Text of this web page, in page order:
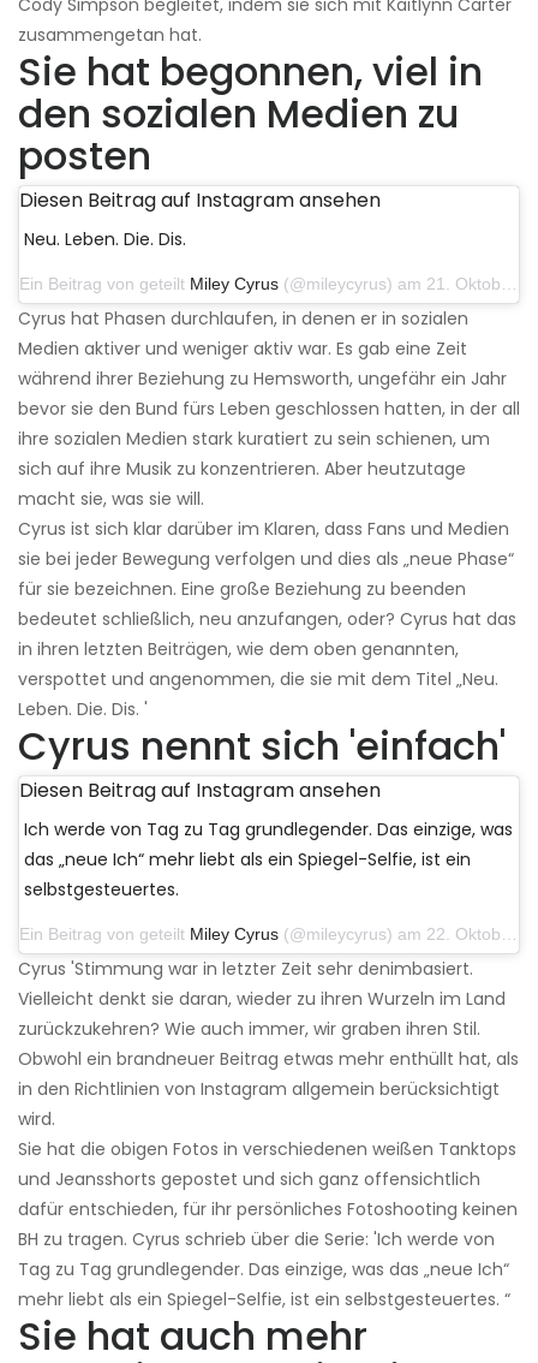
zusammengetan hat.
Sie hat begonnen, viel in
den sozialen Medien zu
posten
Diesen Beitrag auf Instagram ansehen
Neu. Leben. Die. Dis.
Ein Beitrag von geteilt Miley Cyrus (@mileycyrus) am 21. Oktober 2019 um 12:31 Uhr PDT
Cyrus hat Phasen durchlaufen, in denen er in sozialen
Medien aktiver und weniger aktiv war. Es gab eine Zeit
während ihrer Beziehung zu Hemsworth, ungefähr ein Jahr
bevor sie den Bund fürs Leben geschlossen hatten, in der all
ihre sozialen Medien stark kuratiert zu sein schienen, um
sich auf ihre Musik zu konzentrieren. Aber heutzutage
macht sie, was sie will.
Cyrus ist sich klar darüber im Klaren, dass Fans und Medien
sie bei jeder Bewegung verfolgen und dies als „neue Phase“
für sie bezeichnen. Eine große Beziehung zu beenden
bedeutet schließlich, neu anzufangen, oder? Cyrus hat das
in ihren letzten Beiträgen, wie dem oben genannten,
verspottet und angenommen, die sie mit dem Titel „Neu.
Leben. Die. Dis. '
Cyrus nennt sich 'einfach'
Diesen Beitrag auf Instagram ansehen
Ich werde von Tag zu Tag grundlegender. Das einzige, was
das „neue Ich“ mehr liebt als ein Spiegel-Selfie, ist ein
selbstgesteuertes.
Ein Beitrag von geteilt Miley Cyrus (@mileycyrus) am 22. Oktober 2019 um 11:39 Uhr PDT
Cyrus 'Stimmung war in letzter Zeit sehr denimbasiert.
Vielleicht denkt sie daran, wieder zu ihren Wurzeln im Land
zurückzukehren? Wie auch immer, wir graben ihren Stil.
Obwohl ein brandneuer Beitrag etwas mehr enthüllt hat, als
in den Richtlinien von Instagram allgemein berücksichtigt
wird.
Sie hat die obigen Fotos in verschiedenen weißen Tanktops
und Jeansshorts gepostet und sich ganz offensichtlich
dafür entschieden, für ihr persönliches Fotoshooting keinen
BH zu tragen. Cyrus schrieb über die Serie: 'Ich werde von
Tag zu Tag grundlegender. Das einzige, was das „neue Ich“
mehr liebt als ein Spiegel-Selfie, ist ein selbstgesteuertes. “
Sie hat auch mehr